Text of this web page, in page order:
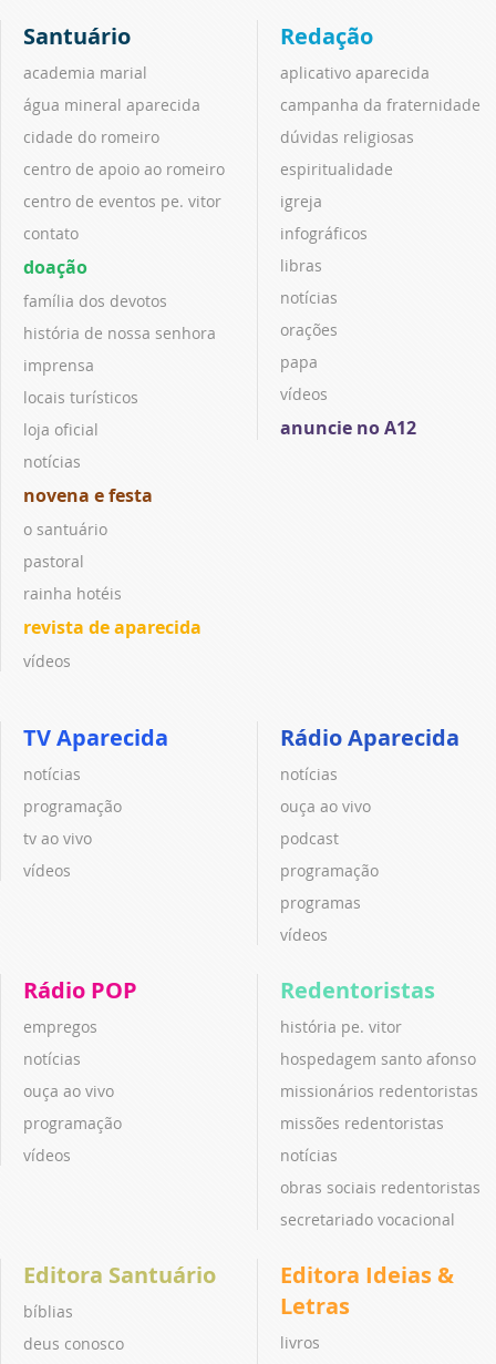
Santuário
academia marial
água mineral aparecida
cidade do romeiro
centro de apoio ao romeiro
centro de eventos pe. vitor
contato
doação
família dos devotos
história de nossa senhora
imprensa
locais turísticos
loja oficial
notícias
novena e festa
o santuário
pastoral
rainha hotéis
revista de aparecida
vídeos
Redação
aplicativo aparecida
campanha da fraternidade
dúvidas religiosas
espiritualidade
igreja
infográficos
libras
notícias
orações
papa
vídeos
anuncie no A12
TV Aparecida
notícias
programação
tv ao vivo
vídeos
Rádio Aparecida
notícias
ouça ao vivo
podcast
programação
programas
vídeos
Rádio POP
empregos
notícias
ouça ao vivo
programação
vídeos
Redentoristas
história pe. vitor
hospedagem santo afonso
missionários redentoristas
missões redentoristas
notícias
obras sociais redentoristas
secretariado vocacional
Editora Santuário
bíblias
deus conosco
Editora Ideias &
Letras
livros